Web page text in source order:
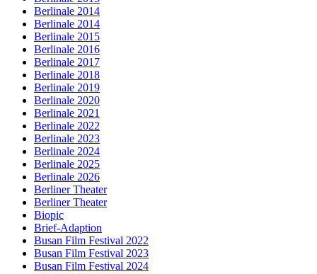
Berlinale 2014
Berlinale 2014
Berlinale 2015
Berlinale 2016
Berlinale 2017
Berlinale 2018
Berlinale 2019
Berlinale 2020
Berlinale 2021
Berlinale 2022
Berlinale 2023
Berlinale 2024
Berlinale 2025
Berlinale 2026
Berliner Theater
Berliner Theater
Biopic
Brief-Adaption
Busan Film Festival 2022
Busan Film Festival 2023
Busan Film Festival 2024